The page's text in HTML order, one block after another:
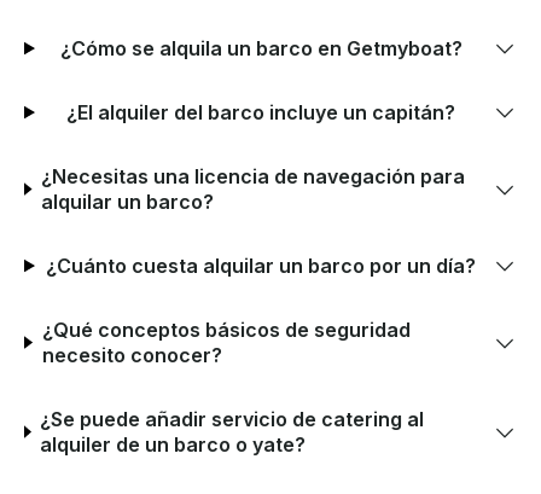
¿Cómo se alquila un barco en Getmyboat?
¿El alquiler del barco incluye un capitán?
¿Necesitas una licencia de navegación para
alquilar un barco?
¿Cuánto cuesta alquilar un barco por un día?
¿Qué conceptos básicos de seguridad
necesito conocer?
¿Se puede añadir servicio de catering al
alquiler de un barco o yate?